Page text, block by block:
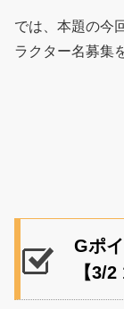
では、本題の今
ラクター名募集
Gポ
【3/